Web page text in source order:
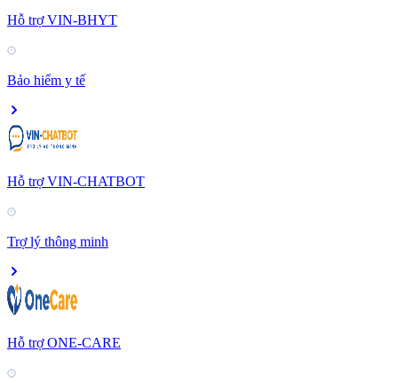
Hỗ trợ VIN-BHYT
Bảo hiểm y tế
Hỗ trợ VIN-CHATBOT
Trợ lý thông minh
Hỗ trợ ONE-CARE